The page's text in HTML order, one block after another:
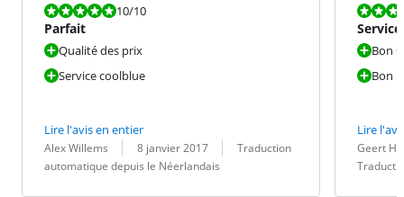
La note est 10 sur 10.
10/10
Parfait
Qualité des prix
Service coolblue
Lire l'avis en entier
Évaluation par :
Alex Willems
Date : 8 janvier 2017
Traduction :
Traduction
automatique depuis le Néerlandais
La note est
Bon
Bon
Lire
Évaluation
Geert
Date :
Traduction :